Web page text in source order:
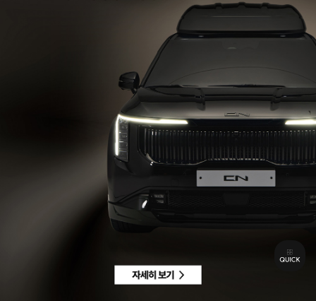
통신판매업신고번호 | 제 2022-인천서구-2322호
차량구매상담 | 평일 09:00 ~ 18:00 / 주말 및 공휴일 10:00 ~ 18:00
AS 및 기타상담 | 평일 09:00 ~ 18:00 / 주말 및 공휴일 휴무
이메일수집정보